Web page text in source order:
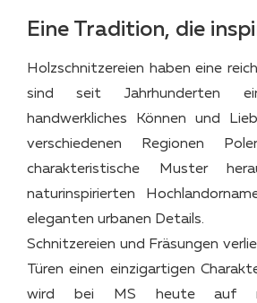
Eine Tradition, die
Holzschnitzereien haben eine
sind seit Jahrhunderten
handwerkliches Können und
verschiedenen Regionen
charakteristische Muster
naturinspirierten
eleganten urbanen Details.
Schnitzereien und Fräsungen
Türen einen einzigartigen
wird bei MS heute auf